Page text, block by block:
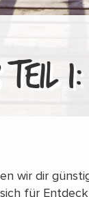
wir dir
für